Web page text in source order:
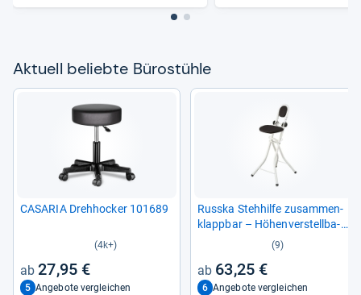
Aktu­ell beliebte Büro­stühle
CASA­RIA Dreh­ho­cker 101689
(4k+)
27,95 €
5 Angebote vergleichen
Russka Steh­hilfe zusam­men­
klapp­bar – Höhen­ver­stell­ba­
(9)
63,25 €
6 Angebote vergleichen